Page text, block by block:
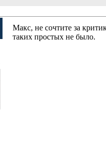
Макс, не сочтите за
таких простых не было.